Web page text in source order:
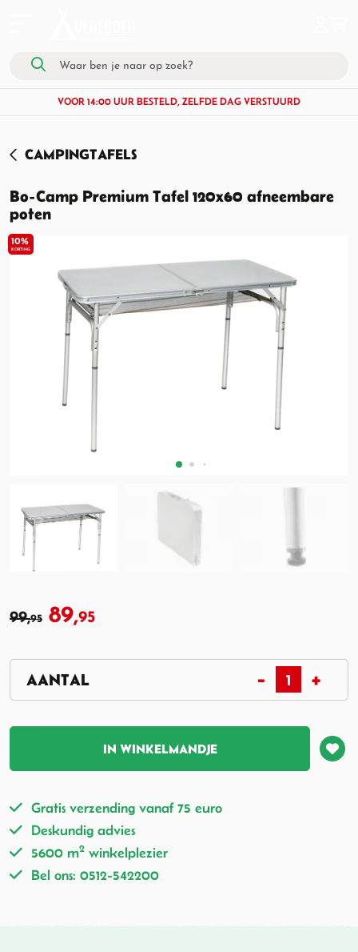
VOOR 14:00 UUR BESTELD, ZELFDE DAG VERSTUURD
CAMPINGTAFELS
10%
KORTING
Bo-Camp Premium Tafel 120x60 afneembare
poten
99,95 89,95
IN WINKELMANDJE
Gratis verzending vanaf 75 euro
Deskundig advies
5600 m2 winkelplezier
Bel ons: 0512-542200